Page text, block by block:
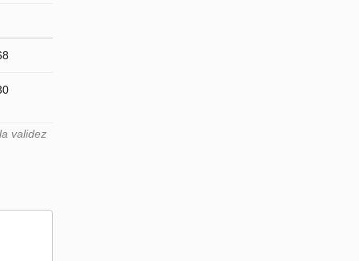
validez